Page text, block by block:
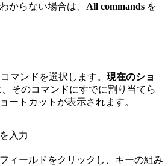
からない場合は、 All commands を
マンドを選択します。 現在のショ
、そのコマンドにすでに割り当てら
ートカットが表示されます。
入力
フィールドをクリックし、キーの組み